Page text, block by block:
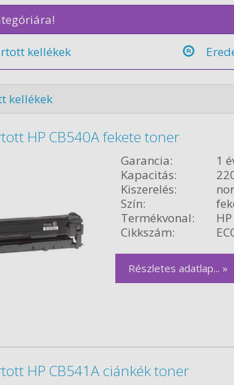
kellékek
kellékek
HP CB540A fekete toner
Garancia:
1
Kapacitás:
Kiszerelés:
Szín:
Termékvonal:
Cikkszám:
Részletes adatlap... »
HP CB541A ciánkék toner